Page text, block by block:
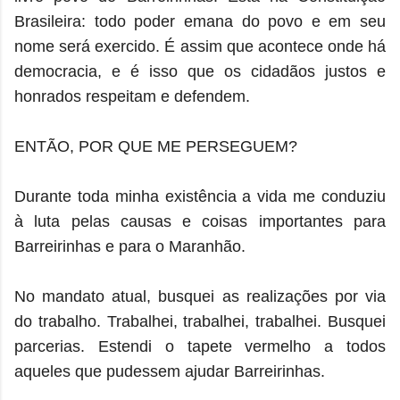
Brasileira: todo poder emana do povo e em seu
nome será exercido. É assim que acontece onde há
democracia, e é isso que os cidadãos justos e
honrados respeitam e defendem.
ENTÃO, POR QUE ME PERSEGUEM?
Durante toda minha existência a vida me conduziu
à luta pelas causas e coisas importantes para
Barreirinhas e para o Maranhão.
No mandato atual, busquei as realizações por via
do trabalho. Trabalhei, trabalhei, trabalhei. Busquei
parcerias. Estendi o tapete vermelho a todos
aqueles que pudessem ajudar Barreirinhas.